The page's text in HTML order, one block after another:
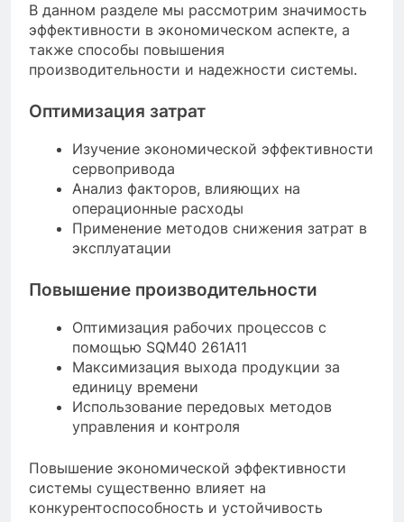
В данном разделе мы рассмотрим значимость
эффективности в экономическом аспекте, а
также способы повышения
производительности и надежности системы.
Оптимизация затрат
Изучение экономической эффективности
сервопривода
Анализ факторов, влияющих на
операционные расходы
Применение методов снижения затрат в
эксплуатации
Повышение производительности
Оптимизация рабочих процессов с
помощью SQM40 261A11
Максимизация выхода продукции за
единицу времени
Использование передовых методов
управления и контроля
Повышение экономической эффективности
системы существенно влияет на
конкурентоспособность и устойчивость